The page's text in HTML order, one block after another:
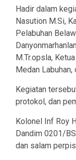
Hadir dalam
Nasution M.Si,
Pelabuhan
M.Tr.opsla,
Medan
Kegiatan
protokol, dan
Kolonel Inf Roy
Dandim 0201/
dan salam